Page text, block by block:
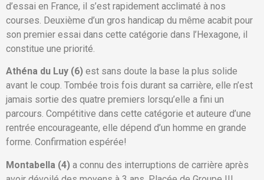
d’essai en France, il s’est rapidement acclimaté à nos
courses. Deuxième d’un gros handicap du même acabit pour
son premier essai dans cette catégorie dans l’Hexagone, il
constitue une priorité.
Athéna du Luy (6) est sans doute la base la plus solide
avant le coup. Tombée trois fois durant sa carrière, elle n’est
jamais sortie des quatre premiers lorsqu’elle a fini un
parcours. Compétitive dans cette catégorie et auteure d’une
rentrée encourageante, elle dépend d’un homme en grande
forme. Confirmation espérée!
Montabella (4) a connu des interruptions de carrière après